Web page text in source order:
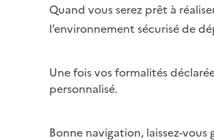
Quand vous serez prêt à
l’environnement sécurisé de
Une fois vos formalités
personnalisé.
Bonne navigation, laissez-vous